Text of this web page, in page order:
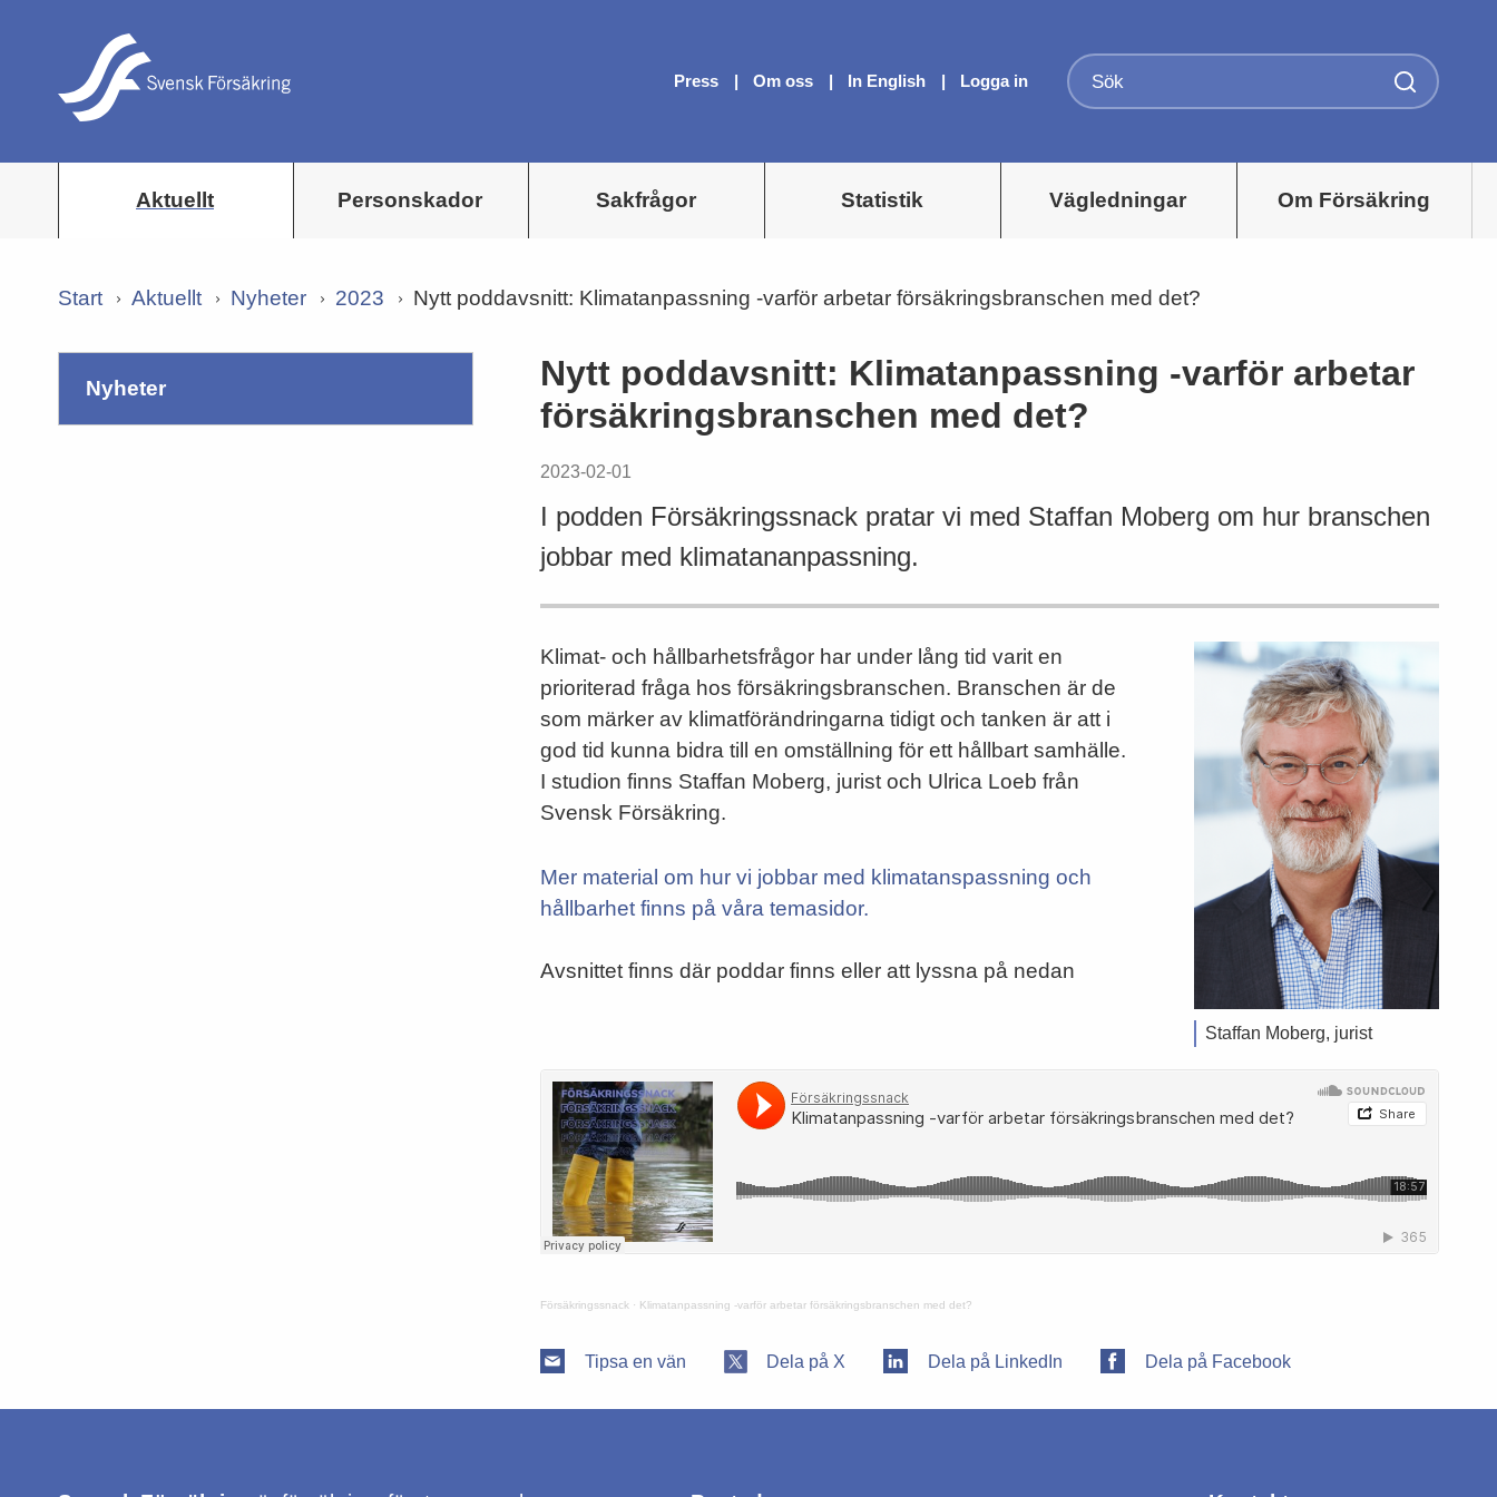
Press Om oss In English Logga in
Aktuellt Personskador Sakfrågor Statistik Vägledningar Om Försäkring
Start Aktuellt Nyheter 2023 Nytt poddavsnitt: Klimatanpassning -varför arbetar försäkringsbranschen med det?
nyheter
Nytt poddavsnitt: Klimatanpassning -varför arbetar
försäkringsbranschen med det?
2023-02-01
I podden Försäkringssnack pratar vi med Staffan Moberg om hur branschen
jobbar med klimatananpassning.
Staffan Moberg, jurist
Klimat- och hållbarhetsfrågor har under lång tid varit en
prioriterad fråga hos försäkringsbranschen. Branschen är de
som märker av klimatförändringarna tidigt och tanken är att i
god tid kunna bidra till en omställning för ett hållbart samhälle.
I studion finns Staffan Moberg, jurist och Ulrica Loeb från
Svensk Försäkring.
Mer material om hur vi jobbar med klimatanspassning och
hållbarhet finns på våra temasidor.
Avsnittet finns där poddar finns eller att lyssna på nedan
Försäkringssnack · Klimatanpassning -varför arbetar försäkringsbranschen med det?
Tipsa en vän Dela på X Dela på LinkedIn Dela på Facebook